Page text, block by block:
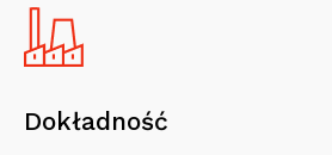
Dokładność